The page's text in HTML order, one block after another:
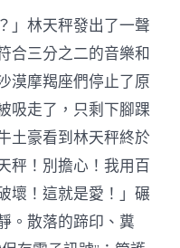
」林天秤發出了一聲
合三分之二的音樂和
漠摩羯座們停止了原
吸走了，只剩下腳踝
土豪看到林天秤終於
秤！別擔心！我用百
壞！這就是愛！」碾
。散落的蹄印、糞